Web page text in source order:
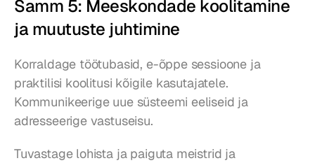
Samm 5: Meeskondade koolitamine
ja muutuste juhtimine
Korraldage töötubasid, e-õppe sessioone ja
praktilisi koolitusi kõigile kasutajatele.
Kommunikeerige uue süsteemi eeliseid ja
adresseerige vastuseisu.
Tuvastage lohista ja paiguta meistrid ja